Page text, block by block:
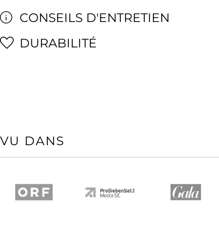
CONSEILS D'ENTRETIEN
DURABILITÉ
VU DANS